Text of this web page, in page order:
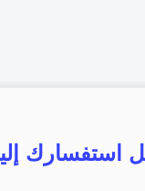
استفسارك